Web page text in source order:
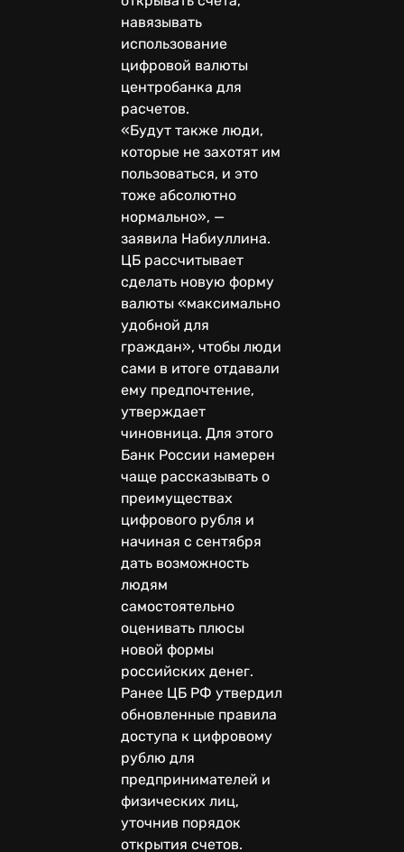
навязывать
использование
цифровой валюты
центробанка для
расчетов.
«Будут также люди,
которые не захотят им
пользоваться, и это
тоже абсолютно
нормально», —
заявила Набиуллина.
ЦБ рассчитывает
сделать новую форму
валюты «максимально
удобной для
граждан», чтобы люди
сами в итоге отдавали
ему предпочтение,
утверждает
чиновница. Для этого
Банк России намерен
чаще рассказывать о
преимуществах
цифрового рубля и
начиная с сентября
дать возможность
людям
самостоятельно
оценивать плюсы
новой формы
российских денег.
Ранее ЦБ РФ утвердил
обновленные правила
доступа к цифровому
рублю для
предпринимателей и
физических лиц,
уточнив порядок
открытия счетов.